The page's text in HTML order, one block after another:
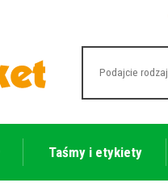
Taśmy i etykiety